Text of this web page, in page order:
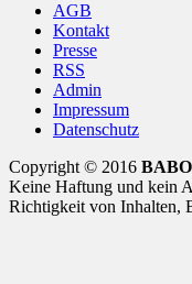
AGB
Kontakt
Presse
RSS
Admin
Impressum
Datenschutz
Copyright © 2016
Keine Haftung und kein
Richtigkeit von Inhalten,